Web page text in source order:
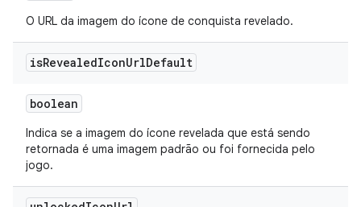
O URL da imagem do ícone de conquista revelado.
isRevealedIconUrlDefault
boolean
Indica se a imagem do ícone revelada que está sendo
retornada é uma imagem padrão ou foi fornecida pelo
jogo.